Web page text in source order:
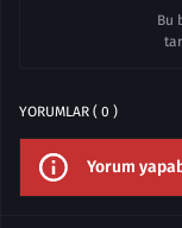
Bu
YORUMLAR ( 0 )
Yorum